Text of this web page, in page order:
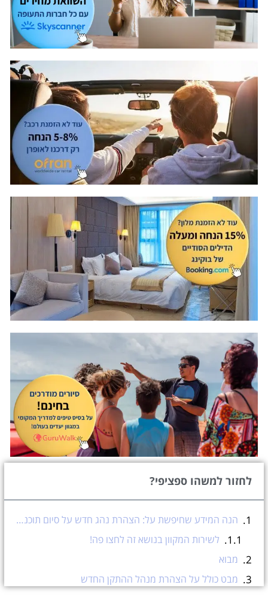
לחזור למשהו ספציפי?
הנה המידע שחיפשת על: הצהרת נהג חדש על סיום תוכנית הליווי במשרד התחבורה בישראל
לשירות המקוון בנושא זה לחצו פה!
מבוא
מבט כולל על הצהרת מנהל ההתקן החדש